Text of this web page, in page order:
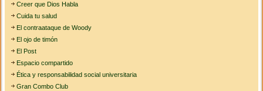
Creer que Dios Habla
Cuida tu salud
El contraataque de Woody
El ojo de timón
El Post
Espacio compartido
Ética y responsabilidad social universitaria
Gran Combo Club